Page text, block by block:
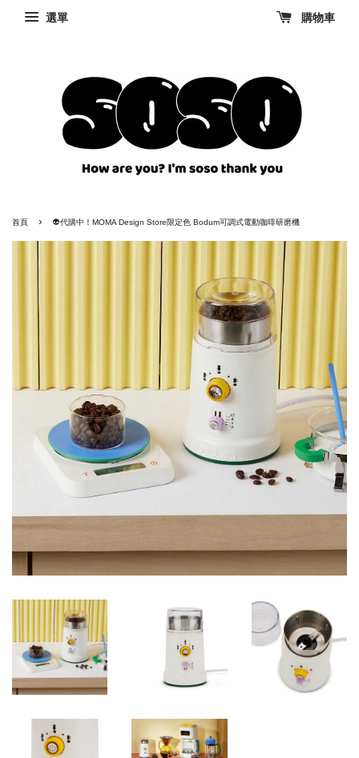
選單 購物車
首頁 › 👽代購中！MOMA Design Store限定色 Bodum可調式電動咖啡研磨機